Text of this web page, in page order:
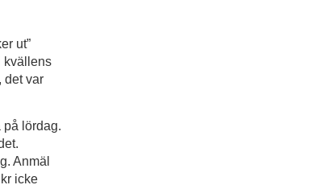
ut”
kvällens
det var
på lördag.
Anmäl
icke